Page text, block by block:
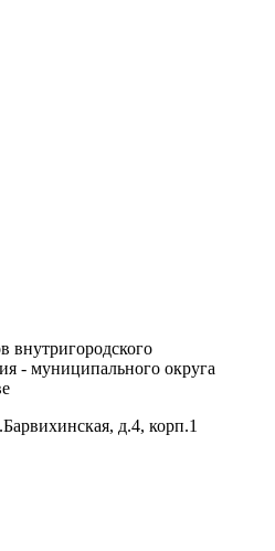
внутригородского
- муниципального округа
д.4, корп.1